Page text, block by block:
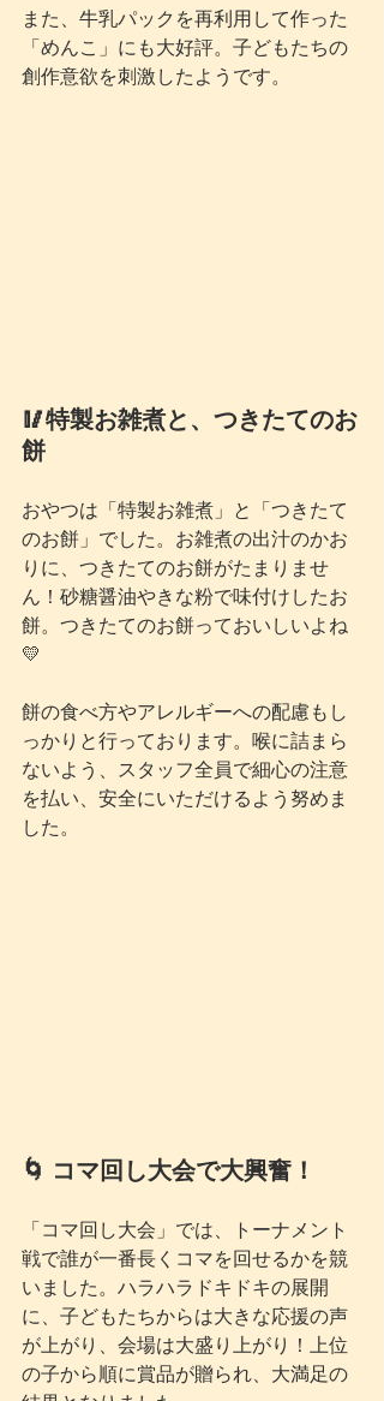
また、牛乳パックを再利用して作った
「めんこ」にも大好評。子どもたちの
創作意欲を刺激したようです。
🥢特製お雑煮と、つきたてのお
餅
おやつは「特製お雑煮」と「つきたて
のお餅」でした。お雑煮の出汁のかお
りに、つきたてのお餅がたまりませ
ん！砂糖醤油やきな粉で味付けしたお
餅。つきたてのお餅っておいしいよね
💛
餅の食べ方やアレルギーへの配慮もし
っかりと行っております。喉に詰まら
ないよう、スタッフ全員で細心の注意
を払い、安全にいただけるよう努めま
した。
🌀 コマ回し大会で大興奮！
「コマ回し大会」では、トーナメント
戦で誰が一番長くコマを回せるかを競
いました。ハラハラドキドキの展開
に、子どもたちからは大きな応援の声
が上がり、会場は大盛り上がり！上位
の子から順に賞品が贈られ、大満足の